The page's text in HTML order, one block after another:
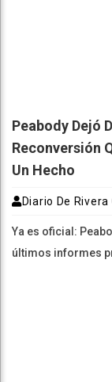
Peabody Dejó
Reconversión
Un Hecho
Diario De Rivera
Ya es oficial:
últimos informes